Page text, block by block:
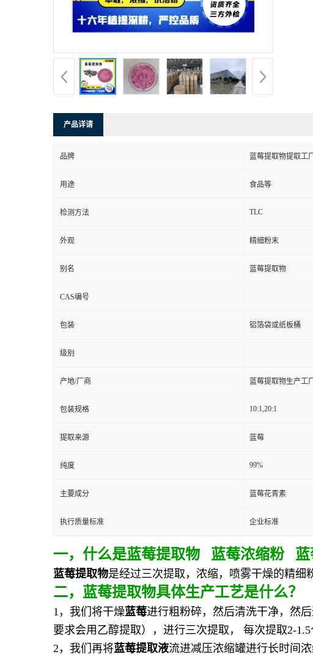
产品详请
品牌 蓝莓提取物提取工厂
用途 食品等
检测方法 TLC
外观 精细粉末
别名 蓝莓提取物
CAS编号
包装 铝箔袋或纸板桶
级别
产地/厂商 蓝莓提取物生产工厂
包装规格 10:1,20:1
提取来源 蓝莓
纯度 99%
主要成分 蓝莓花青素
执行质量标准 企业标准
一， 什么是蓝莓提取物 蓝莓浓缩粉 蓝
蓝莓提取物是经过三次提取，浓缩，喷雾干燥的精细
二， 蓝莓提取物具体生产工艺是什么？
1，我们将干燥蓝莓进行粗粉碎，然后清洗干净，然
要求会用乙醇提取），进行三次提取， 每次提取2-
2，我们再将蓝莓提取液流进减压浓缩罐进行长时间